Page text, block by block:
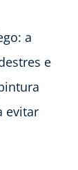
a
e
evitar